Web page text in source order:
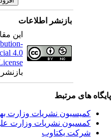
بازنشر اطلاعات
این
4.0
License
های مرتبط
کمیسیون نشریات وزارت
کمسیون نشریات وزارت
شرکت یکتاوب